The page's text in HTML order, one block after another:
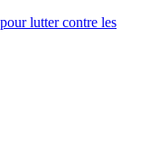
lutter contre les